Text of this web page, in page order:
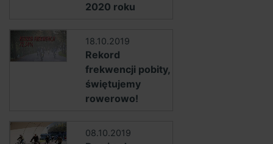
2020 roku
18.10.2019
Rekord
frekwencji pobity,
świętujemy
rowerowo!
08.10.2019